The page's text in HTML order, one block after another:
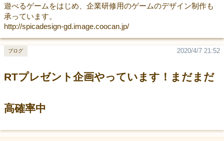
遊べるゲームをはじめ、企業研修用のゲームのデザイン制作も
承っています。
http://spicadesign-gd.image.coocan.jp/
RTプレゼント企画やっています！まだまだ
高確率中
2020/4/7 21:52
ブログ